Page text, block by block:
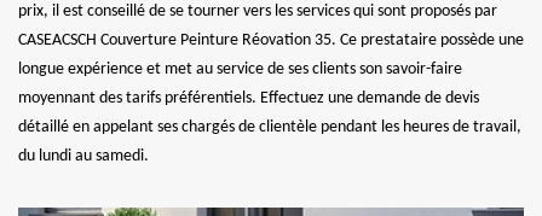
prix, il est conseillé de se tourner vers les services qui sont proposés par
CASEACSCH Couverture Peinture Réovation 35. Ce prestataire possède une
longue expérience et met au service de ses clients son savoir-faire
moyennant des tarifs préférentiels. Effectuez une demande de devis
détaillé en appelant ses chargés de clientèle pendant les heures de travail,
du lundi au samedi.